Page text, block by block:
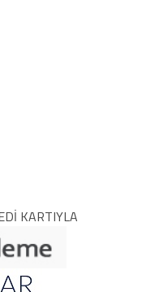
KARTIYLA